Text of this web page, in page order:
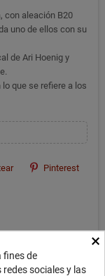
con aleación B20
uno de ellos con su
de Ari Hoenig y
que se refiere a los
Pinterest
×
fines de
sociales y las